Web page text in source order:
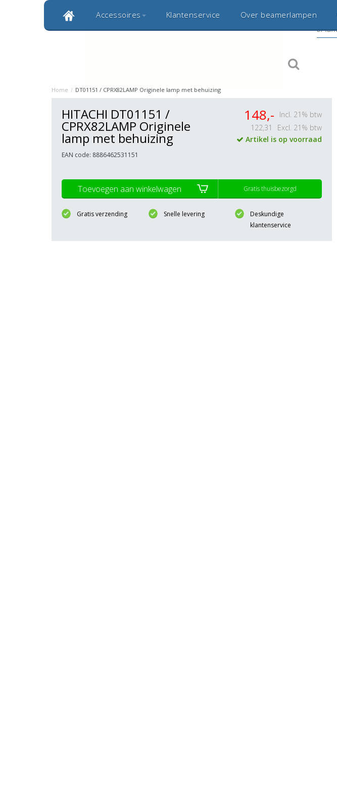
Klantbeoordeling 9,0
Accessoires Klantenservice Over beamerlampen
20 jaar betrouwbaar en ervaren
Home / DT01151 / CPRX82LAMP Originele lamp met behuizing
HITACHI DT01151 /
CPRX82LAMP Originele
lamp met behuizing
EAN code: 8886462531151
148,-
Incl. 21% btw
122,31
Excl. 21% btw
Artikel is op voorraad
Toevoegen aan winkelwagen Gratis thuisbezorgd
Gratis verzending Snelle levering
Deskundige
klantenservice